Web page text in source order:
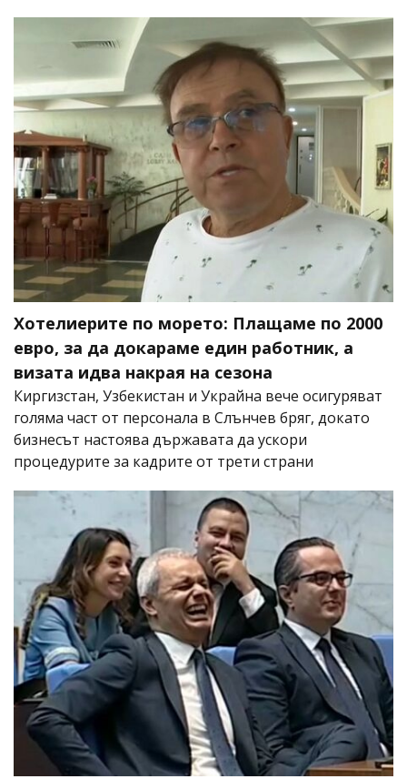
Хотелиерите по морето: Плащаме по 2000
евро, за да докараме един работник, а
визата идва накрая на сезона
Киргизстан, Узбекистан и Украйна вече осигуряват
голяма част от персонала в Слънчев бряг, докато
бизнесът настоява държавата да ускори
процедурите за кадрите от трети страни